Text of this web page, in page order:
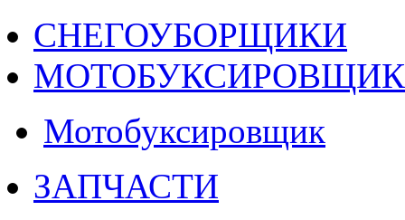
СНЕГОУБОРЩИКИ
Мотобуксировщик
ЗАПЧАСТИ